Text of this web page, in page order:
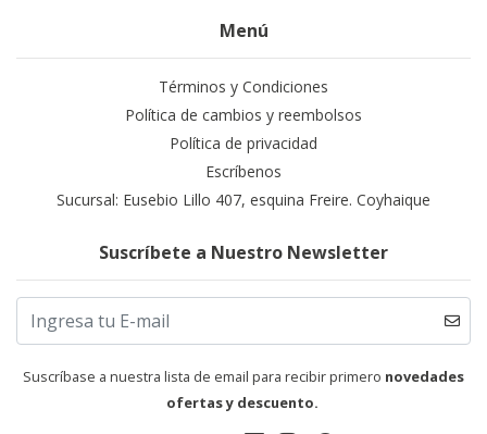
Menú
Términos y Condiciones
Política de cambios y reembolsos
Política de privacidad
Escríbenos
Sucursal: Eusebio Lillo 407, esquina Freire. Coyhaique
Suscríbete a Nuestro Newsletter
Suscríbase a nuestra lista de email para recibir primero novedades
ofertas y descuento.